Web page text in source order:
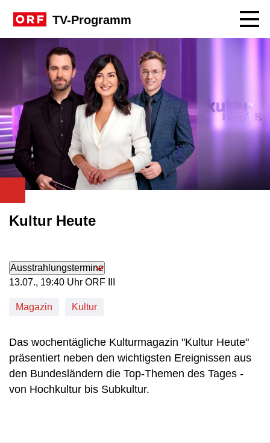
TV-Programm
Kultur Heute
Ausstrahlungstermine
13. Juli, 19:40 Uhr in ORF III
13.07., 19:40 Uhr ORF III
Magazin Kultur
Das wochentägliche Kulturmagazin "Kultur Heute"
präsentiert neben den wichtigsten Ereignissen aus
den Bundesländern die Top-Themen des Tages -
von Hochkultur bis Subkultur.